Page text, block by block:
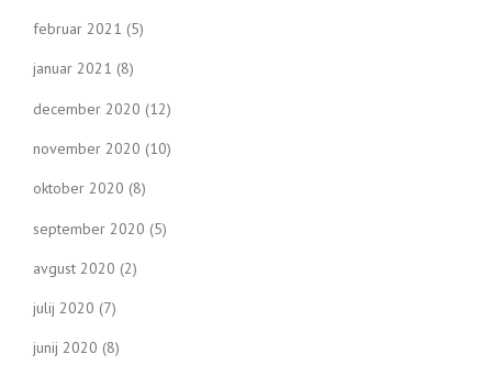
februar 2021 (5)
januar 2021 (8)
december 2020 (12)
november 2020 (10)
oktober 2020 (8)
september 2020 (5)
avgust 2020 (2)
julij 2020 (7)
junij 2020 (8)